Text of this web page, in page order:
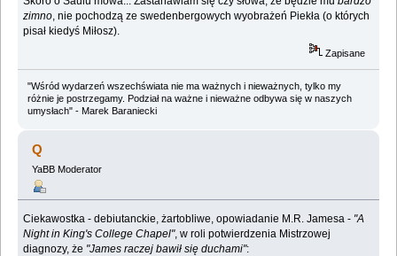
zimno, nie pochodzą ze swedenbergowych wyobrażeń Piekła (o których
pisał kiedyś Miłosz).
Zapisane
"Wśród wydarzeń wszechświata nie ma ważnych i nieważnych, tylko my
różnie je postrzegamy. Podział na ważne i nieważne odbywa się w naszych
umysłach" - Marek Baraniecki
Q
YaBB Moderator
Ciekawostka - debiutanckie, żartobliwe, opowiadanie M.R. Jamesa - "A
Night in King's College Chapel", w roli potwierdzenia Mistrzowej
diagnozy, że "James raczej bawił się duchami":